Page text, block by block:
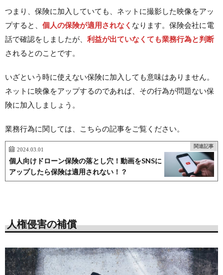
つまり、保険に加入していても、ネットに撮影した映像をアッ
プすると、 個人の保険が適用されなく なります。保険会社に電
話で確認をしましたが、 利益が出ていなくても業務行為と判断
されるとのことです。
いざという時に使えない保険に加入しても意味はありません。
ネットに映像をアップするのであれば、その行為が問題ない保
険に加入しましょう。
業務行為に関しては、こちらの記事をご覧ください。
関連記事
2024.03.01
個人向けドローン保険の落とし穴！動画をSNSに
アップしたら保険は適用されない！？
人権侵害の補償